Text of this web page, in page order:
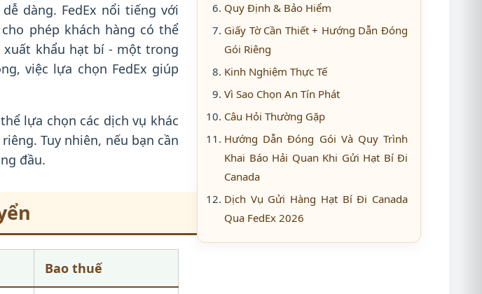
Quy Định & Bảo Hiểm
Giấy Tờ Cần Thiết + Hướng Dẫn Đóng
Gói Riêng
Kinh Nghiệm Thực Tế
Vì Sao Chọn An Tín Phát
Câu Hỏi Thường Gặp
Hướng Dẫn Đóng Gói Và Quy Trình
Khai Báo Hải Quan Khi Gửi Hạt Bí Đi
Canada
Dịch Vụ Gửi Hàng Hạt Bí Đi Canada
Qua FedEx 2026
dàng. FedEx nổi tiếng với
phép khách hàng có thể
khẩu hạt bí - một trong
việc lựa chọn FedEx giúp
lựa chọn các dịch vụ khác
Tuy nhiên, nếu bạn cần
đầu.
Bao thuế